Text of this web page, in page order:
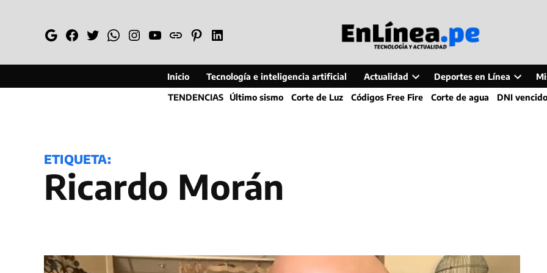
GoogleFacebook
TwitterWhatsapp
Instagram
YouTube
WebPinterestLinkedin
Inicio Tecnología e inteligencia artificial Actualidad
Open
dropdown
Deportes en Línea
Open
dropdown
TENDENCIAS Último sismo Corte de Luz Códigos Free Fire Corte de agua DNI vencido
ETIQUETA:
Ricardo Morán